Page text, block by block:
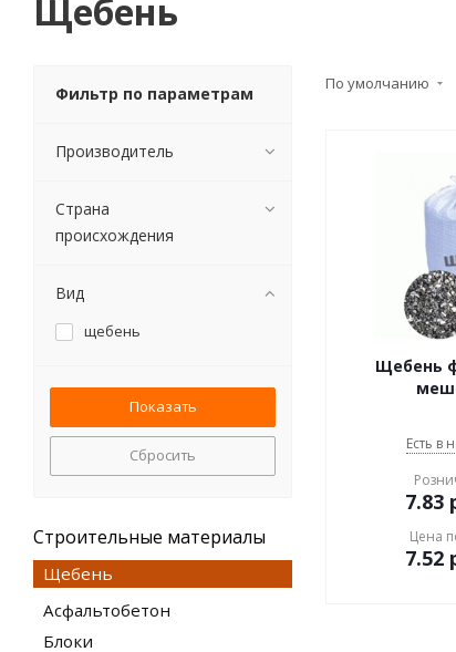
Щебень
По умолчанию
Щебень
Есть в
7.83
Цена
7.52
Фильтр по параметрам
Производитель
Страна
происхождения
Вид
щебень
Сбросить
Строительные материалы
Щебень
Асфальтобетон
Блоки